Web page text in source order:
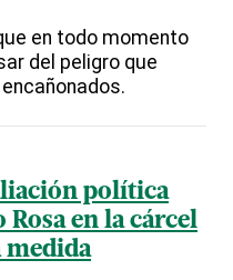
en todo momento
del peligro que
política
en la cárcel
medida